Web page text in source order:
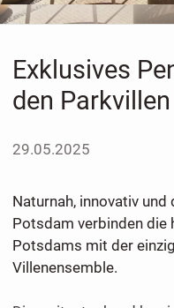
Exklusives
den
29.05.2025
Naturnah, innovativ
Potsdam verbinden die
Potsdams mit der
Villenensemble.